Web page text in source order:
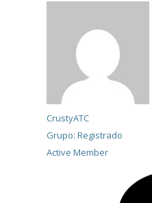
CrustyATC
Grupo: Registrado
Active Member